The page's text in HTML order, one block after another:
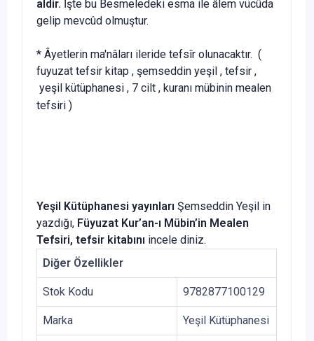
aldir. İşte bu Besmeledeki esma ile âlem vücûda
gelip mevcûd olmuştur.
* Âyetlerin ma'nâları ileride tefsîr olunacaktır. (
fuyuzat tefsir kitap , şemseddin yeşil , tefsir ,
yeşil kütüphanesi , 7 cilt , kuranı mübinin mealen
tefsiri )
Yeşil Kütüphanesi yayınları Şemseddin Yeşil in
yazdığı, Füyuzat Kur’an-ı Mübin’in Mealen
Tefsiri, tefsir kitabını incele diniz.
Diğer Özellikler
Stok Kodu 9782877100129
Marka Yeşil Kütüphanesi